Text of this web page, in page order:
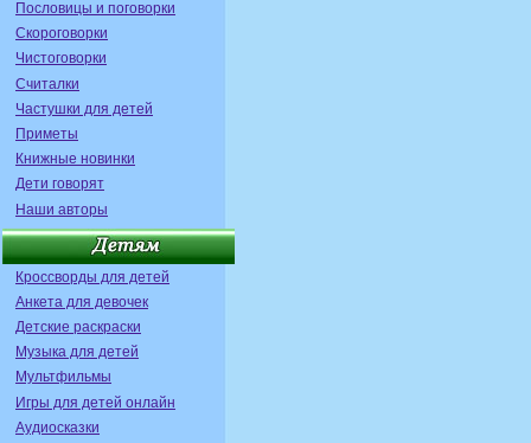
Пословицы и поговорки
Скороговорки
Чистоговорки
Считалки
Частушки для детей
Приметы
Книжные новинки
Дети говорят
Наши авторы
Кроссворды для детей
Анкета для девочек
Детские раскраски
Музыка для детей
Мультфильмы
Игры для детей онлайн
Аудиосказки